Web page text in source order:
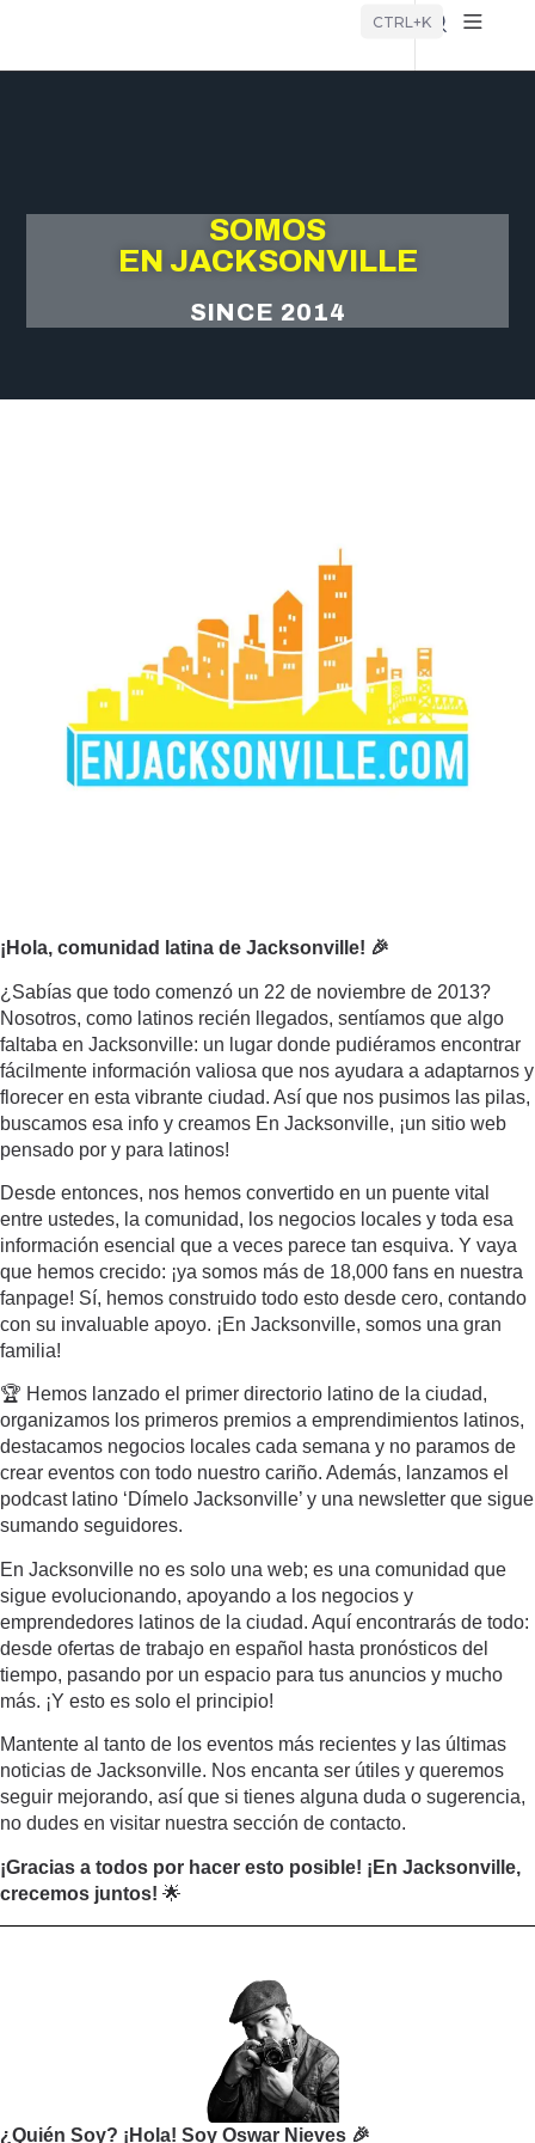
CTRL+K
SOMOS
EN JACKSONVILLE
SINCE 2014
¡Hola, comunidad latina de Jacksonville! 🎉
¿Sabías que todo comenzó un 22 de noviembre de 2013?
Nosotros, como latinos recién llegados, sentíamos que algo
faltaba en Jacksonville: un lugar donde pudiéramos encontrar
fácilmente información valiosa que nos ayudara a adaptarnos y
florecer en esta vibrante ciudad. Así que nos pusimos las pilas,
buscamos esa info y creamos En Jacksonville, ¡un sitio web
pensado por y para latinos!
Desde entonces, nos hemos convertido en un puente vital
entre ustedes, la comunidad, los negocios locales y toda esa
información esencial que a veces parece tan esquiva. Y vaya
que hemos crecido: ¡ya somos más de 18,000 fans en nuestra
fanpage! Sí, hemos construido todo esto desde cero, contando
con su invaluable apoyo. ¡En Jacksonville, somos una gran
familia!
🏆 Hemos lanzado el primer directorio latino de la ciudad,
organizamos los primeros premios a emprendimientos latinos,
destacamos negocios locales cada semana y no paramos de
crear eventos con todo nuestro cariño. Además, lanzamos el
podcast latino ‘Dímelo Jacksonville’ y una newsletter que sigue
sumando seguidores.
En Jacksonville no es solo una web; es una comunidad que
sigue evolucionando, apoyando a los negocios y
emprendedores latinos de la ciudad. Aquí encontrarás de todo:
desde ofertas de trabajo en español hasta pronósticos del
tiempo, pasando por un espacio para tus anuncios y mucho
más. ¡Y esto es solo el principio!
Mantente al tanto de los eventos más recientes y las últimas
noticias de Jacksonville. Nos encanta ser útiles y queremos
seguir mejorando, así que si tienes alguna duda o sugerencia,
no dudes en visitar nuestra sección de contacto.
¡Gracias a todos por hacer esto posible! ¡En Jacksonville,
crecemos juntos! 🌟
¿Quién Soy? ¡Hola! Soy Oswar Nieves 🎉